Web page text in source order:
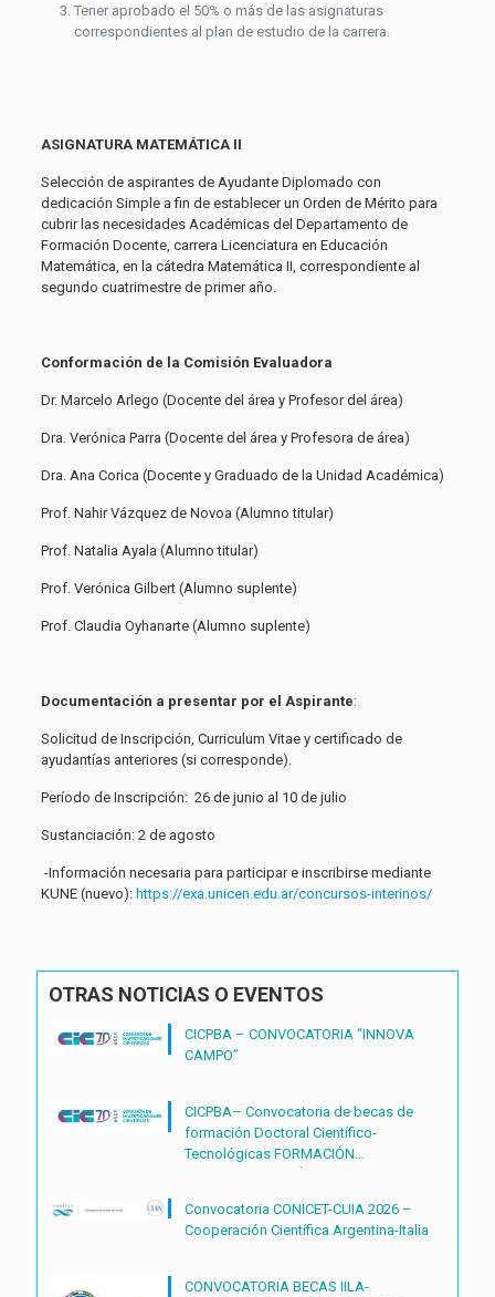
Tener aprobado el 50% o más de las asignaturas
correspondientes al plan de estudio de la carrera.
ASIGNATURA MATEMÁTICA II
Selección de aspirantes de Ayudante Diplomado con
dedicación Simple a fin de establecer un Orden de Mérito para
cubrir las necesidades Académicas del Departamento de
Formación Docente, carrera Licenciatura en Educación
Matemática, en la cátedra Matemática II, correspondiente al
segundo cuatrimestre de primer año.
Conformación de la Comisión Evaluadora
Dr. Marcelo Arlego (Docente del área y Profesor del área)
Dra. Verónica Parra (Docente del área y Profesora de área)
Dra. Ana Corica (Docente y Graduado de la Unidad Académica)
Prof. Nahir Vázquez de Novoa (Alumno titular)
Prof. Natalia Ayala (Alumno titular)
Prof. Verónica Gilbert (Alumno suplente)
Prof. Claudia Oyhanarte (Alumno suplente)
Documentación a presentar por el Aspirante:
Solicitud de Inscripción, Curriculum Vitae y certificado de
ayudantías anteriores (si corresponde).
Período de Inscripción: 26 de junio al 10 de julio
Sustanciación: 2 de agosto
-Información necesaria para participar e inscribirse mediante
KUNE (nuevo): https://exa.unicen.edu.ar/concursos-interinos/
OTRAS NOTICIAS O EVENTOS
CICPBA – CONVOCATORIA “INNOVA
CAMPO”
CICPBA– Convocatoria de becas de
formación Doctoral Científico-
Tecnológicas FORMACIÓN
Convocatoria CONICET-CUIA 2026 –
Cooperación Científica Argentina-Italia
CONVOCATORIA BECAS IILA-